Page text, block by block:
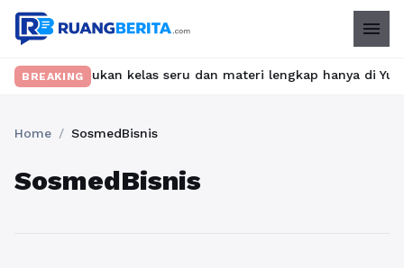
menu
BREAKING
Temukan kelas seru dan materi lengkap hanya di
Home / SosmedBisnis
SosmedBisnis